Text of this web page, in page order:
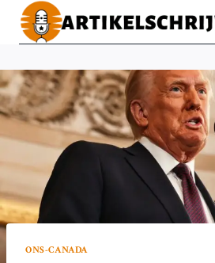
Doorgaan
naar
ONS-CANADA